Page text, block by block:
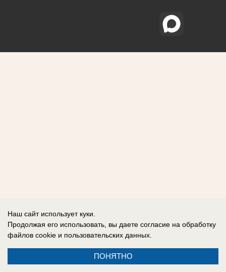
Наш сайт использует куки.
Продолжая его использовать, вы даете согласие на обработку
файлов cookie и пользовательских данных.
ПОНЯТНО